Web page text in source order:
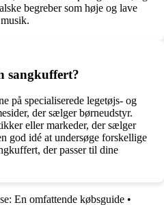
begreber som høje og lave
sangkuffert?
på specialiserede legetøjs- og
der sælger børneudstyr.
eller markeder, der sælger
god idé at undersøge forskellige
der passer til dine
En omfattende købsguide •